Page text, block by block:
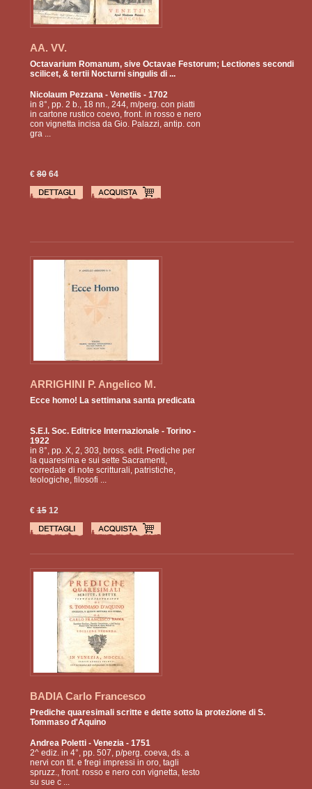
AA. VV.
Octavarium Romanum, sive Octavae Festorum; Lectiones secondi
scilicet, & tertii Nocturni singulis di ...
Nicolaum Pezzana- Venetiis - 1702
in 8°, pp. 2 b., 18 nn., 244, m/perg. con piatti
in cartone rustico coevo, front. in rosso e nero
con vignetta incisa da Gio. Palazzi, antip. con
gra ...
€8064
ARRIGHINI P. Angelico M.
Ecce homo! La settimana santa predicata
S.E.I. Soc. Editrice Internazionale- Torino -
1922
in 8°, pp. X, 2, 303, bross. edit. Prediche per
la quaresima e sui sette Sacramenti,
corredate di note scritturali, patristiche,
teologiche, filosofi ...
€1512
BADIA Carlo Francesco
Prediche quaresimali scritte e dette sotto la protezione di S.
Tommaso d'Aquino
Andrea Poletti- Venezia - 1751
2^ ediz. in 4°, pp. 507, p/perg. coeva, ds. a
nervi con tit. e fregi impressi in oro, tagli
spruzz., front. rosso e nero con vignetta, testo
su sue c ...